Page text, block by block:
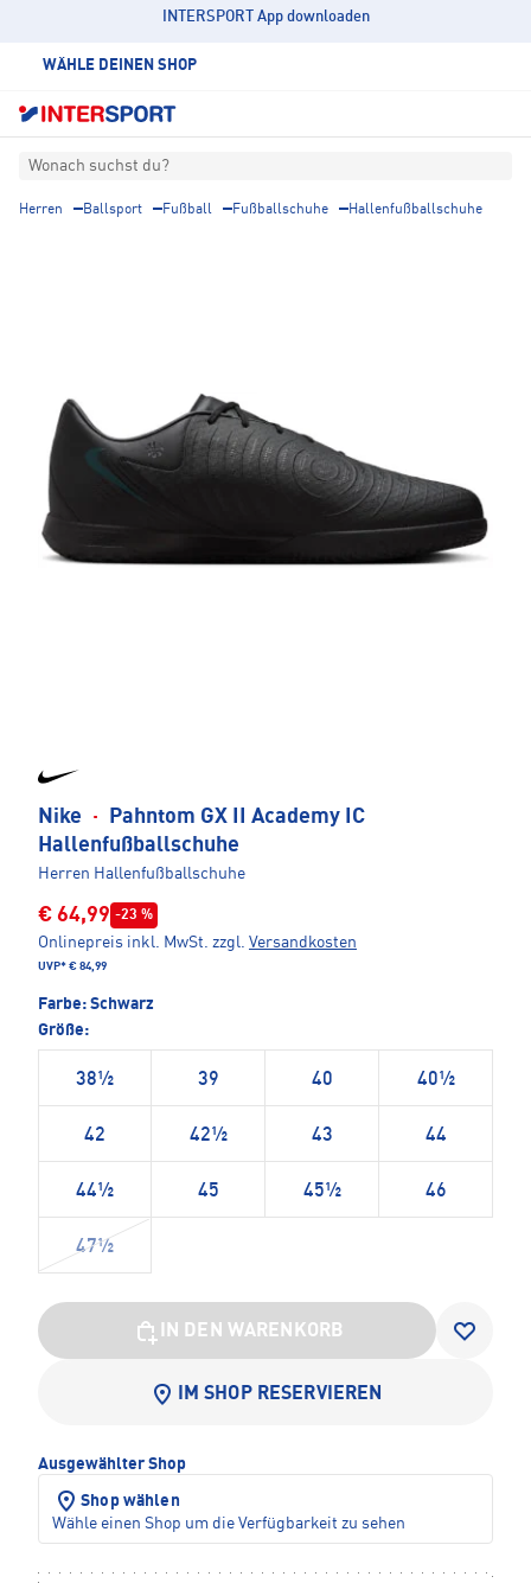
INTERSPORT App downloaden
WÄHLE DEINEN SHOP
Wonach suchst du?
Herren Ballsport Fußball Fußballschuhe Hallenfußballschuhe
Nike ·
Pahntom GX II Academy IC
Hallenfußballschuhe
Herren Hallenfußballschuhe
€ 64,99 -23 %
Onlinepreis inkl. MwSt. zzgl. Versandkosten
UVP* € 84,99
Farbe: Schwarz
Größe:
38½ 39 40 40½
42 42½ 43 44
44½ 45 45½ 46
47½
IN DEN WARENKORB
IM SHOP RESERVIEREN
Ausgewählter Shop
Shop wählen
Wähle einen Shop um die Verfügbarkeit zu sehen